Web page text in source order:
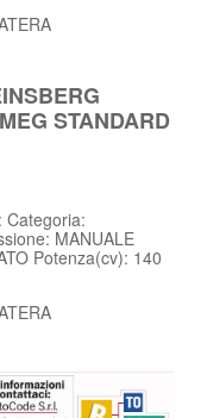
STANDARD
Categoria:
MANUALE
Potenza(cv): 140